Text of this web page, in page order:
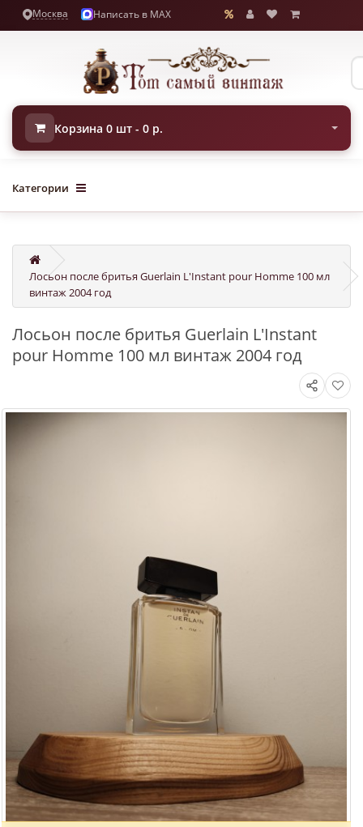
Москва Написать в MAX
Корзина 0 шт - 0 р.
Категории
Лосьон после бритья Guerlain L'Instant pour Homme 100 мл
винтаж 2004 год
Лосьон после бритья Guerlain L'Instant
pour Homme 100 мл винтаж 2004 год